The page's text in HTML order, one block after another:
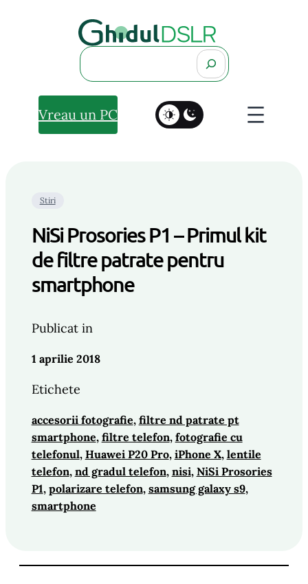
Search
Vreau un PC
Stiri
NiSi Prosories P1 – Primul kit
de filtre patrate pentru
smartphone
Publicat in
1 aprilie 2018
Etichete
accesorii fotografie, filtre nd patrate pt
smartphone, filtre telefon, fotografie cu
telefonul, Huawei P20 Pro, iPhone X, lentile
telefon, nd gradul telefon, nisi, NiSi Prosories
P1, polarizare telefon, samsung galaxy s9 ,
smartphone